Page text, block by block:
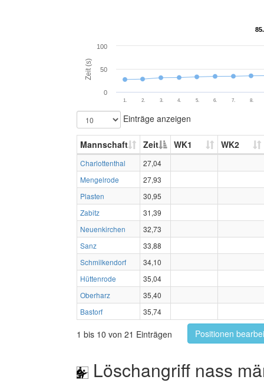
Zeit (s)
1. 2. 3. 4. 5. 6. 7. 8.
0
50
100
Einträge anzeigen
Mannschaft Zeit WK1 WK2
Charlottenthal
27,04
Mengelrode
27,93
Plasten
30,95
Zabitz
31,39
Neuenkirchen
32,73
Sanz
33,88
Schmilkendorf
34,10
Hüttenrode
35,04
Oberharz
35,40
Bastorf
35,74
1 bis 10 von 21 Einträgen Positionen
Löschangriff nass